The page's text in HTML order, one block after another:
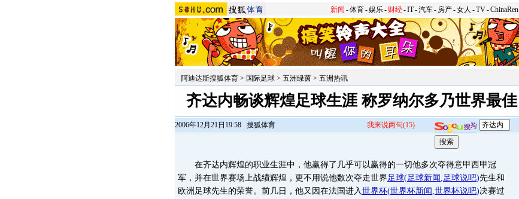
新闻 -体育-娱乐- 财经-IT-汽车- 房产-女人 -TV-ChinaRen
阿迪达斯搜狐体育 > 国际足球 > 五洲绿茵 > 五洲热讯
齐达内畅谈辉煌足球生涯 称罗纳尔多乃世界最佳
2006年12月21日19:58 搜狐体育 我来说两句(15)
在齐达内辉煌的职业生涯中，他赢得了几乎可以赢得的一切他多次夺得意甲西甲冠
军，并在世界赛场上战绩辉煌，更不用说他数次夺走世界足球(足球新闻 ,足球说吧)先生和
欧洲足球先生的荣誉。前几日，他又因在法国进入世界杯(世界杯新闻 ,世界杯说吧)决赛过